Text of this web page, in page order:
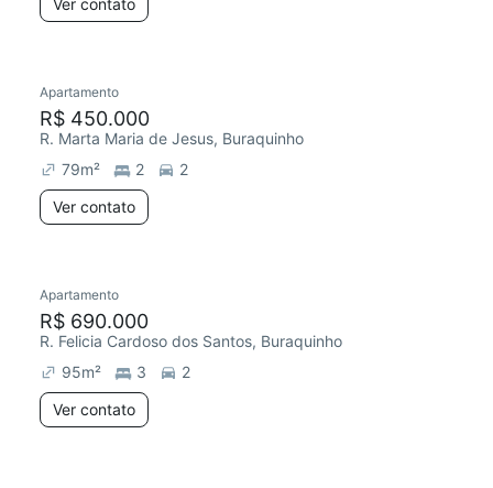
Ver contato
Apartamento
R$ 450.000
R. Marta Maria de Jesus, Buraquinho
79m² 2
2
Ver contato
Apartamento
R$ 690.000
R. Felicia Cardoso dos Santos, Buraquinho
95m² 3
2
Ver contato